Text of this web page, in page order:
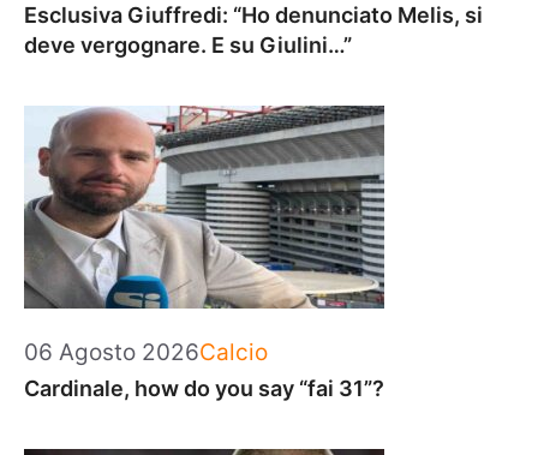
Esclusiva Giuffredi: “Ho denunciato Melis, si
deve vergognare. E su Giulini…”
06 Agosto 2026Categorie
Calcio
Cardinale, how do you say “fai 31”?